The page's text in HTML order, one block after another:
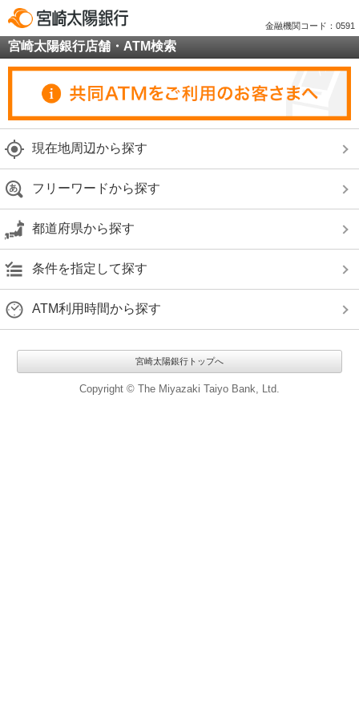
金融機関コード：0591
宮崎太陽銀行店舗・ATM検索
現在地周辺から探す
フリーワードから探す
都道府県から探す
条件を指定して探す
ATM利用時間から探す
宮崎太陽銀行トップへ
Copyright © The Miyazaki Taiyo Bank, Ltd.